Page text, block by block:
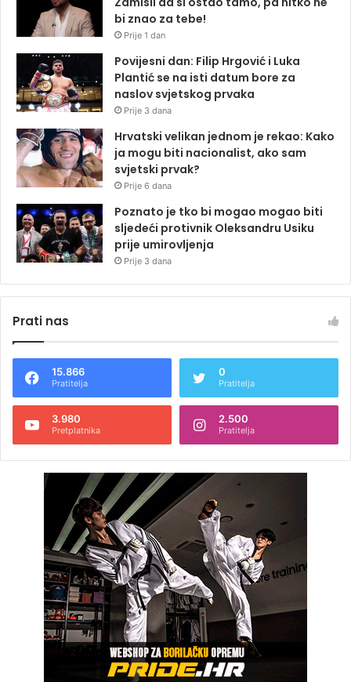
bi znao za tebe!
Prije 1 dan
Povijesni dan: Filip Hrgović i Luka
Plantić se na isti datum bore za
naslov svjetskog prvaka
Prije 3 dana
Hrvatski velikan jednom je rekao: Kako
ja mogu biti nacionalist, ako sam
svjetski prvak?
Prije 6 dana
Poznato je tko bi mogao mogao biti
sljedeći protivnik Oleksandru Usiku
prije umirovljenja
Prije 3 dana
Prati nas
15.866
Pratitelja
0
Pratitelja
3.980
Pretplatnika
2.500
Pratitelja